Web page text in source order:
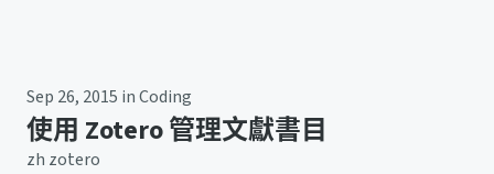
Sep 26, 2015 inCoding
使用 Zotero 管理文獻書目
zh zotero